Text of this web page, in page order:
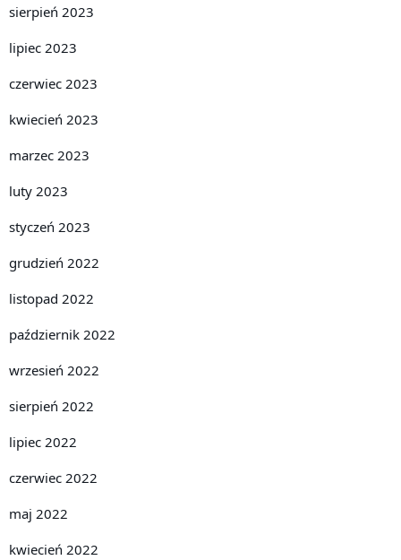
sierpień 2023
lipiec 2023
czerwiec 2023
kwiecień 2023
marzec 2023
luty 2023
styczeń 2023
grudzień 2022
listopad 2022
październik 2022
wrzesień 2022
sierpień 2022
lipiec 2022
czerwiec 2022
maj 2022
kwiecień 2022